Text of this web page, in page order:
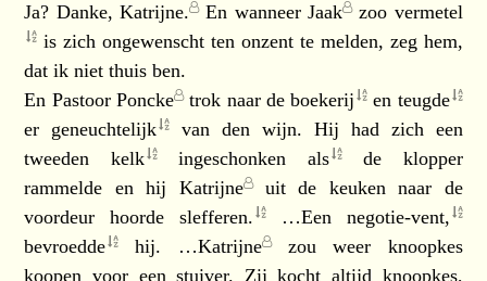
Ja? Danke,Katrijne. En wanneer Jaak zoo vermetel
is zich ongewenscht ten onzent te melden, zeg hem,
dat ik niet thuis ben.
En Pastoor Poncke trok naar deboekerij en teugde
er geneuchtelijk
van den wijn. Hij had zich een
tweeden kelk ingeschonken als de klopper
rammelde en hij Katrijne uit de keuken naar de
voordeur hoordeslefferen. …Een negotie-vent,
bevroedde
hij. …Katrijne zou weer knoopkes
koopen voor een stuiver. Zij kocht altijd knoopkes,